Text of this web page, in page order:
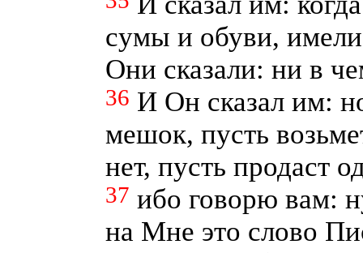
сумы и обуви,
Они сказали: ни в
36 И Он сказал им:
мешок, пусть
нет, пусть продаст
37 ибо говорю вам:
на Мне это слово